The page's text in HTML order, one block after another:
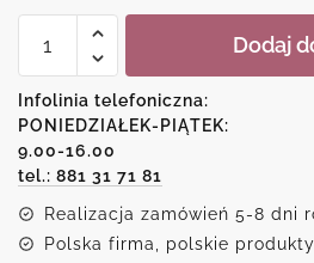
Plakat
samochodem
Dodaj
Infolinia telefoniczna:
PONIEDZIAŁEK-PIĄTEK:
9.00-16.00
tel.: 881 31 71 81
Realizacja zamówień 5-8 dni
Polska firma, polskie produkty